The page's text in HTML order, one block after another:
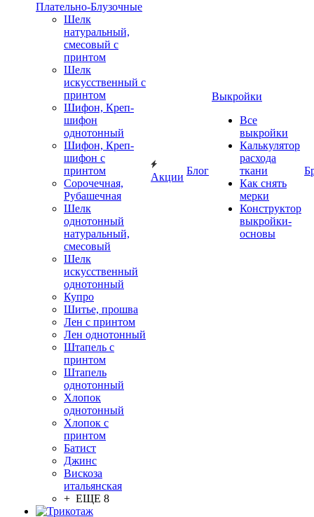
Плательно-Блузочные
Шелк
натуральный,
смесовый с
принтом
Шелк
искусственный с
принтом
Шифон, Креп-
шифон
однотонный
Шифон, Креп-
шифон с
принтом
Сорочечная,
Рубашечная
Шелк
однотонный
натуральный,
смесовый
Шелк
искусственный
однотонный
Купро
Шитье, прошва
Лен с принтом
Лен однотонный
Штапель с
принтом
Штапель
однотонный
Хлопок
однотонный
Хлопок с
принтом
Батист
Джинс
Вискоза
итальянская
+ ЕЩЕ 8
Акции
Блог
Выкройки
Все
выкройки
Калькулятор
расхода
ткани
Как снять
мерки
Конструктор
выкройки-
основы